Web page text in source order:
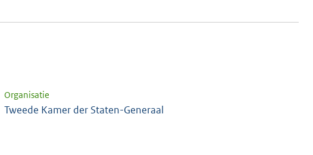
Organisatie
Tweede Kamer der Staten-Generaal